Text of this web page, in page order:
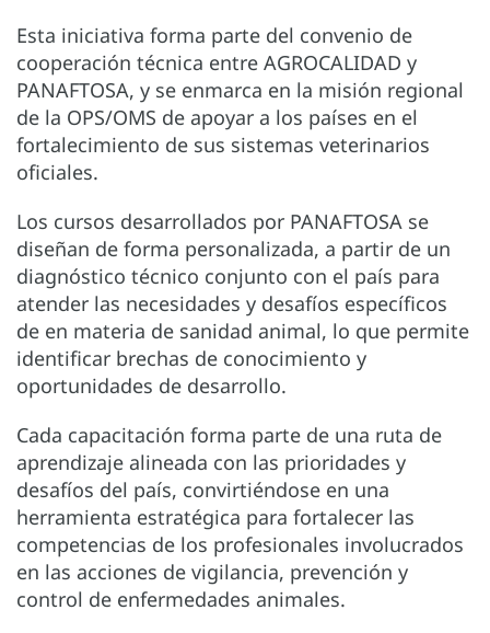
Esta iniciativa forma parte del convenio de
cooperación técnica entre AGROCALIDAD y
PANAFTOSA, y se enmarca en la misión regional
de la OPS/OMS de apoyar a los países en el
fortalecimiento de sus sistemas veterinarios
oficiales.
Los cursos desarrollados por PANAFTOSA se
diseñan de forma personalizada, a partir de un
diagnóstico técnico conjunto con el país para
atender las necesidades y desafíos específicos
de en materia de sanidad animal, lo que permite
identificar brechas de conocimiento y
oportunidades de desarrollo.
Cada capacitación forma parte de una ruta de
aprendizaje alineada con las prioridades y
desafíos del país, convirtiéndose en una
herramienta estratégica para fortalecer las
competencias de los profesionales involucrados
en las acciones de vigilancia, prevención y
control de enfermedades animales.